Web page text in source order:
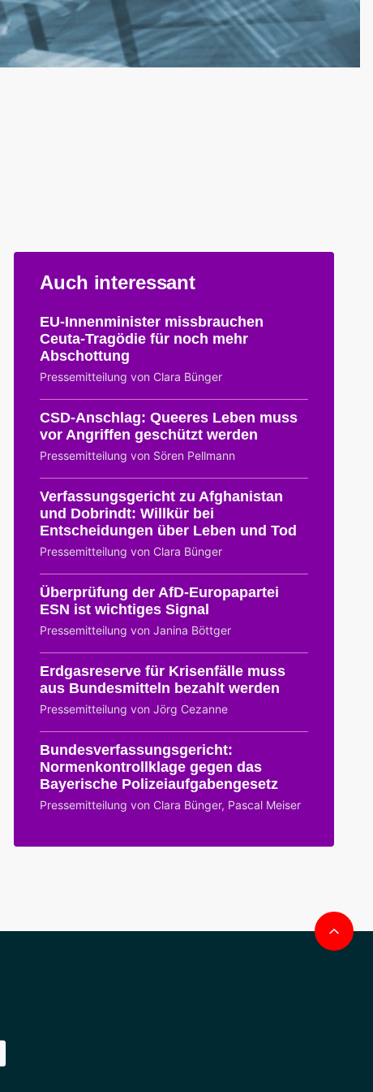
Auch interessant
EU-Innenminister missbrauchen
Ceuta-Tragödie für noch mehr
Abschottung
Pressemitteilung von Clara Bünger
CSD-Anschlag: Queeres Leben muss
vor Angriffen geschützt werden
Pressemitteilung von Sören Pellmann
Verfassungsgericht zu Afghanistan
und Dobrindt: Willkür bei
Entscheidungen über Leben und Tod
Pressemitteilung von Clara Bünger
Überprüfung der AfD-Europapartei
ESN ist wichtiges Signal
Pressemitteilung von Janina Böttger
Erdgasreserve für Krisenfälle muss
aus Bundesmitteln bezahlt werden
Pressemitteilung von Jörg Cezanne
Bundesverfassungsgericht:
Normenkontrollklage gegen das
Bayerische Polizeiaufgabengesetz
Pressemitteilung von Clara Bünger, Pascal Meiser